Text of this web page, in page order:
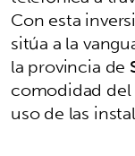
Con esta
sitúa a la
la provincia de
comodidad
uso de las